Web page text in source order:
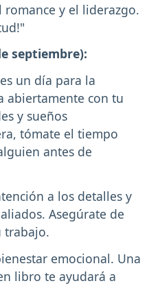
romance y el liderazgo.
septiembre):
un día para la
abiertamente con tu
y sueños
tómate el tiempo
antes de
a los detalles y
Asegúrate de
trabajo.
emocional. Una
libro te ayudará a